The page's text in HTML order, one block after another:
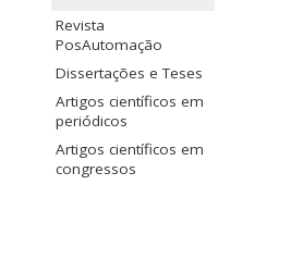
Revista
PosAutomação
Dissertações e Teses
Artigos científicos em
periódicos
Artigos científicos em
congressos